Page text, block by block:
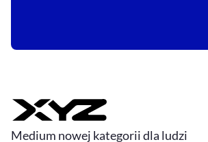
Medium nowej kategorii dla ludzi